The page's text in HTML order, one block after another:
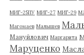
МИГ-25ПУ МИГ-27 МИГ-29
Магомаев Малышев
Мануйлович Маргарита
Маруценко